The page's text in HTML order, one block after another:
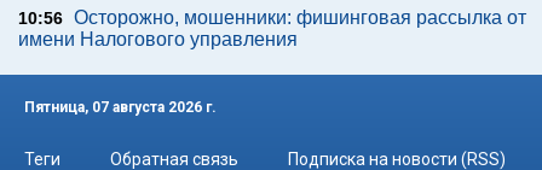
10:56 Осторожно, мошенники: фишинговая рассылка от
имени Налогового управления
Пятница, 07 августа 2026 г.
Теги Обратная связь
Подписка на новости (RSS)